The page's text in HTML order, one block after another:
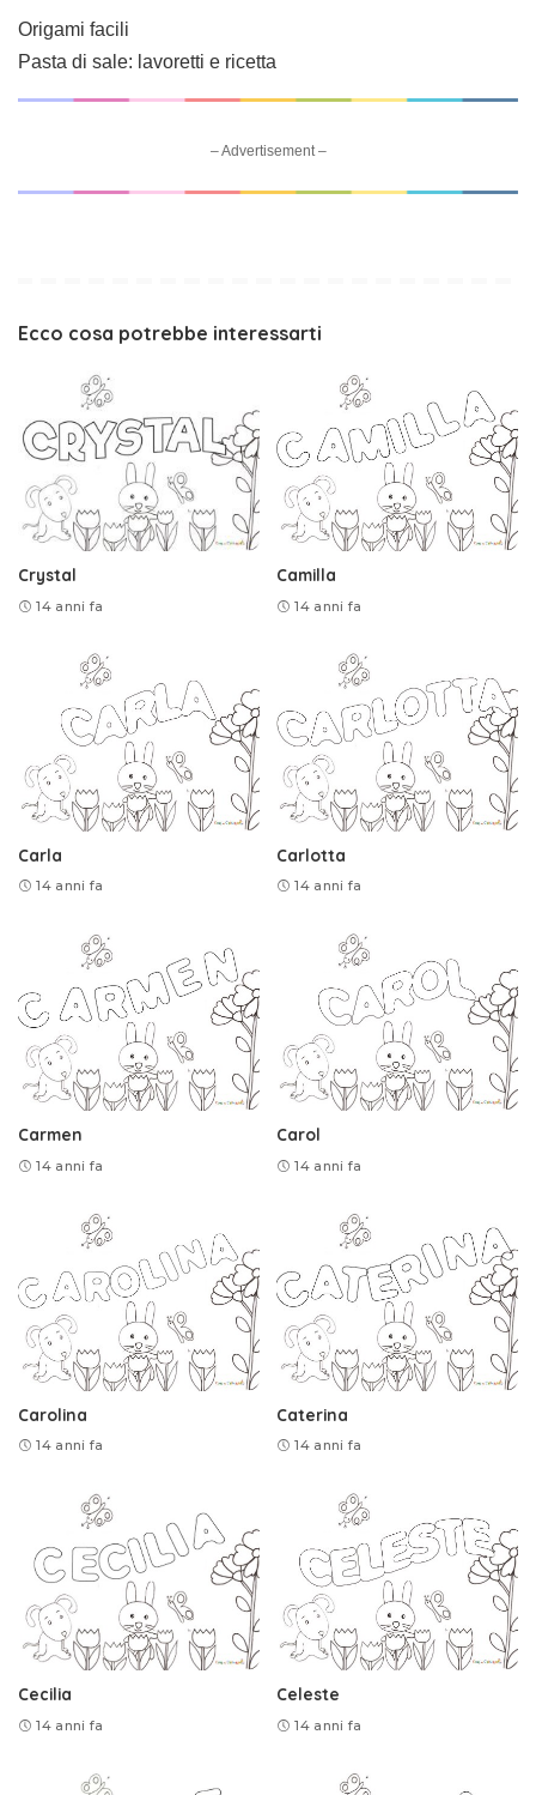
Origami facili
Pasta di sale: lavoretti e ricetta
– Advertisement –
Ecco cosa potrebbe interessarti
Crystal
14 anni fa
Camilla
14 anni fa
Carla
14 anni fa
Carlotta
14 anni fa
Carmen
14 anni fa
Carol
14 anni fa
Carolina
14 anni fa
Caterina
14 anni fa
Cecilia
14 anni fa
Celeste
14 anni fa